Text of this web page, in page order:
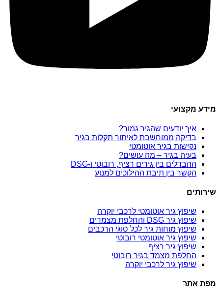
מידע מקצועי
איך יודעים שהגיר גמור?
בדיקה ממוחשבת לאיתור תקלות בגיר
נקישות בגיר אוטומטי
בעיה בגיר – מה עושים?
ההבדלים בין גירים רציף, רובוטי ו-DSG
הקשר בין תיבת ההילוכים למנוע
שירותים
שיפוץ גיר אוטומטי לרכבי יוקרה
שיפוץ גיר DSG והחלפת מצמדים
שיפוץ מוחות גיר לכל סוגי הרכבים
שיפוץ גיר אוטומטי רובוטי
שיפוץ גיר רציף
החלפת מצמד בגיר רובוטי
שיפוץ גיר לרכבי יוקרה
מפת אתר